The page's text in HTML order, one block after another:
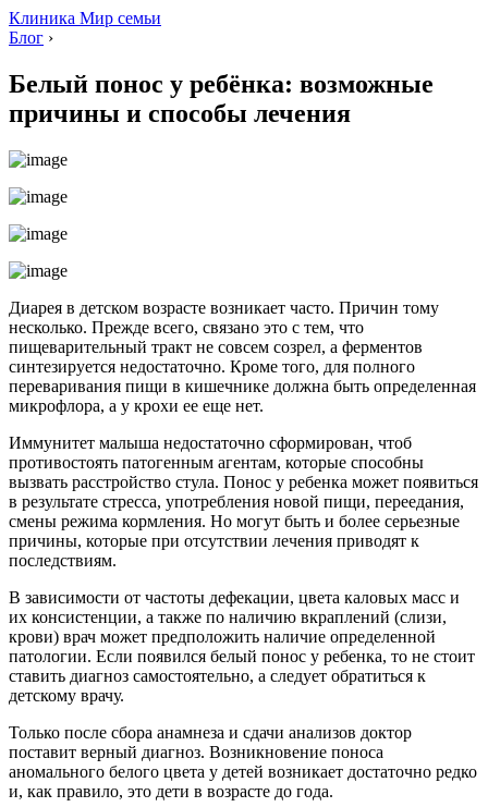
Клиника Мир семьи
Блог ›
Белый понос у ребёнка: возможные
причины и способы лечения
Диарея в детском возрасте возникает часто. Причин тому
несколько. Прежде всего, связано это с тем, что
пищеварительный тракт не совсем созрел, а ферментов
синтезируется недостаточно. Кроме того, для полного
переваривания пищи в кишечнике должна быть определенная
микрофлора, а у крохи ее еще нет.
Иммунитет малыша недостаточно сформирован, чтоб
противостоять патогенным агентам, которые способны
вызвать расстройство стула. Понос у ребенка может появиться
в результате стресса, употребления новой пищи, переедания,
смены режима кормления. Но могут быть и более серьезные
причины, которые при отсутствии лечения приводят к
последствиям.
В зависимости от частоты дефекации, цвета каловых масс и
их консистенции, а также по наличию вкраплений (слизи,
крови) врач может предположить наличие определенной
патологии. Если появился белый понос у ребенка, то не стоит
ставить диагноз самостоятельно, а следует обратиться к
детскому врачу.
Только после сбора анамнеза и сдачи анализов доктор
поставит верный диагноз. Возникновение поноса
аномального белого цвета у детей возникает достаточно редко
и, как правило, это дети в возрасте до года.